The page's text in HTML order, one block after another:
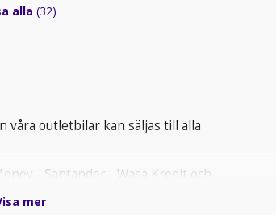
alla(32)
våra outletbilar kan säljas till alla
- Santander - Wasa Kredit och
mer